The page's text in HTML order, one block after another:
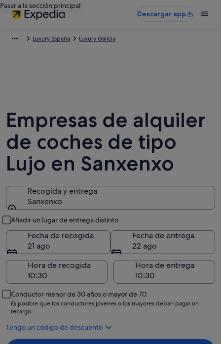
Pasar a la sección principal
Descargar app
Luxury España Luxury Galicia
Empresas de alquiler
de coches de tipo
Lujo en Sanxenxo
Recogida y entrega
Sanxenxo
Añadir un lugar de entrega distinto
Fecha de recogida
21 ago
Fecha de entrega
22 ago
Hora de recogida
Hora de entrega
Conductor menor de 30 años o mayor de 70
Es posible que los conductores jóvenes o los mayores deban pagar un
recargo.
Tengo un código de descuento